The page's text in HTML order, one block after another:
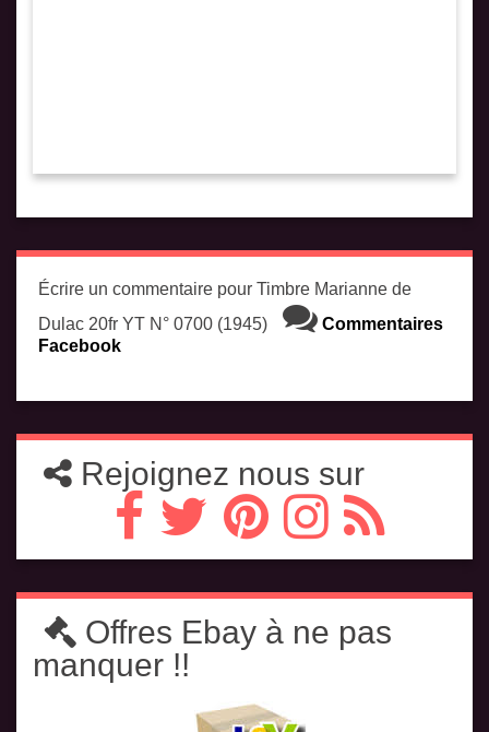
Écrire un commentaire pour Timbre Marianne de
Dulac 20fr YT N° 0700 (1945)
Commentaires
Facebook
Rejoignez nous sur
Offres Ebay à ne pas
manquer !!